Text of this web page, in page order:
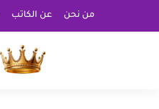
من نحن عن الكاتب